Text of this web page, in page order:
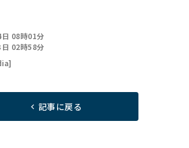
08時01分
02時58分
記事に戻る